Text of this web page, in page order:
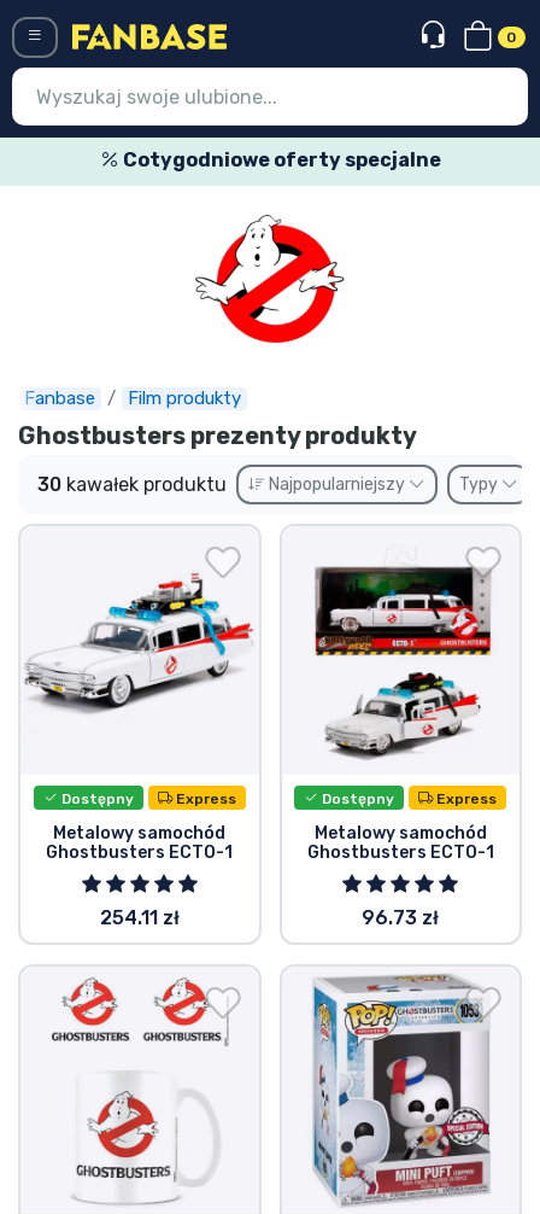
0
Cotygodniowe oferty specjalne
Fanbase Film produkty
Ghostbusters prezenty produkty
30 kawałek produktu Najpopularniejszy Typy
Dostępny Express
Metalowy samochód
Ghostbusters ECTO-1
254.11 zł
Dostępny Express
Metalowy samochód
Ghostbusters ECTO-1
96.73 zł
Najnowsze rzeczy
Oferty specjalne
Doręczenie ekspresowe
Przedsprzedaż
Outlet produkty
Wysyłka i płatność
Rzeczy seryjne
Rzeczy filmowe
Rzeczy z anime
Rzeczy dla graczy
Rzeczy sportowe
Rzeczy muzyczne
Typy produktów
Marki